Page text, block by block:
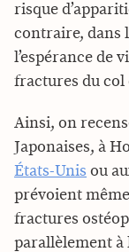
risque
contraire, dans
l’espérance de
fractures du col
Ainsi, on
Japonaises, à
États-Unis ou
prévoient
fractures
parallèlement à